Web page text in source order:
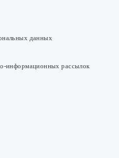
данных
информационных рассылок